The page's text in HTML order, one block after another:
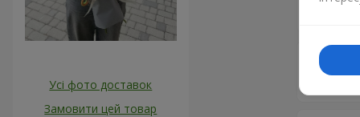
Усі фото доставок
Замовити цей товар